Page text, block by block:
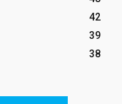
42
39
38